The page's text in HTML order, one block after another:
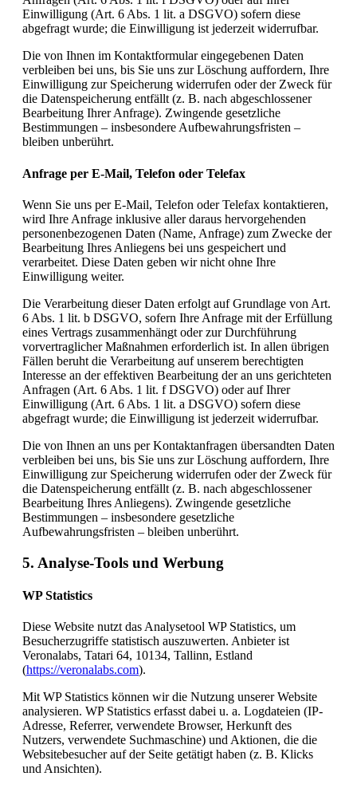
Einwilligung (Art. 6 Abs. 1 lit. a DSGVO) sofern diese
abgefragt wurde; die Einwilligung ist jederzeit widerrufbar.
Die von Ihnen im Kontaktformular eingegebenen Daten
verbleiben bei uns, bis Sie uns zur Löschung auffordern, Ihre
Einwilligung zur Speicherung widerrufen oder der Zweck für
die Datenspeicherung entfällt (z. B. nach abgeschlossener
Bearbeitung Ihrer Anfrage). Zwingende gesetzliche
Bestimmungen – insbesondere Aufbewahrungsfristen –
bleiben unberührt.
Anfrage per E-Mail, Telefon oder Telefax
Wenn Sie uns per E-Mail, Telefon oder Telefax kontaktieren,
wird Ihre Anfrage inklusive aller daraus hervorgehenden
personenbezogenen Daten (Name, Anfrage) zum Zwecke der
Bearbeitung Ihres Anliegens bei uns gespeichert und
verarbeitet. Diese Daten geben wir nicht ohne Ihre
Einwilligung weiter.
Die Verarbeitung dieser Daten erfolgt auf Grundlage von Art.
6 Abs. 1 lit. b DSGVO, sofern Ihre Anfrage mit der Erfüllung
eines Vertrags zusammenhängt oder zur Durchführung
vorvertraglicher Maßnahmen erforderlich ist. In allen übrigen
Fällen beruht die Verarbeitung auf unserem berechtigten
Interesse an der effektiven Bearbeitung der an uns gerichteten
Anfragen (Art. 6 Abs. 1 lit. f DSGVO) oder auf Ihrer
Einwilligung (Art. 6 Abs. 1 lit. a DSGVO) sofern diese
abgefragt wurde; die Einwilligung ist jederzeit widerrufbar.
Die von Ihnen an uns per Kontaktanfragen übersandten Daten
verbleiben bei uns, bis Sie uns zur Löschung auffordern, Ihre
Einwilligung zur Speicherung widerrufen oder der Zweck für
die Datenspeicherung entfällt (z. B. nach abgeschlossener
Bearbeitung Ihres Anliegens). Zwingende gesetzliche
Bestimmungen – insbesondere gesetzliche
Aufbewahrungsfristen – bleiben unberührt.
5. Analyse-Tools und Werbung
WP Statistics
Diese Website nutzt das Analysetool WP Statistics, um
Besucherzugriffe statistisch auszuwerten. Anbieter ist
Veronalabs, Tatari 64, 10134, Tallinn, Estland
(https://veronalabs.com).
Mit WP Statistics können wir die Nutzung unserer Website
analysieren. WP Statistics erfasst dabei u. a. Logdateien (IP-
Adresse, Referrer, verwendete Browser, Herkunft des
Nutzers, verwendete Suchmaschine) und Aktionen, die die
Websitebesucher auf der Seite getätigt haben (z. B. Klicks
und Ansichten).